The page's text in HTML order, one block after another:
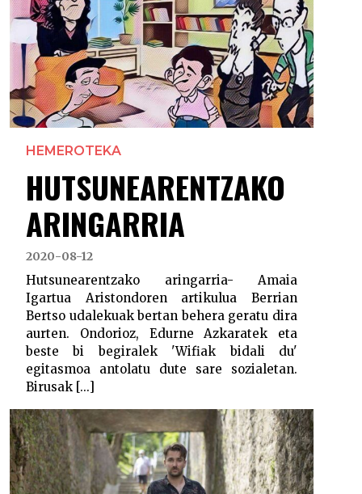
HEMEROTEKA
HUTSUNEARENTZAKO
ARINGARRIA
2020-08-12
Hutsunearentzako aringarria- Amaia
Igartua Aristondoren artikulua Berrian
Bertso udalekuak bertan behera geratu dira
aurten. Ondorioz, Edurne Azkaratek eta
beste bi begiralek 'Wifiak bidali du'
egitasmoa antolatu dute sare sozialetan.
Birusak [...]